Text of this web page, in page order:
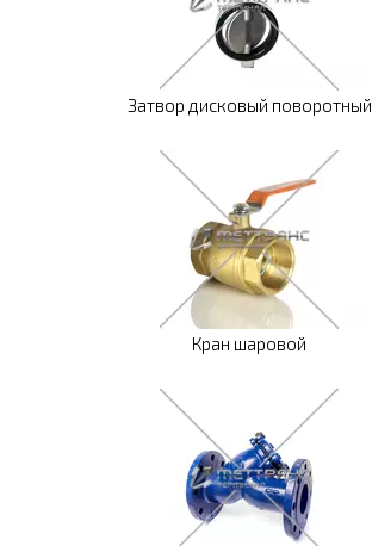
Затвор дисковый поворотный
Кран шаровой